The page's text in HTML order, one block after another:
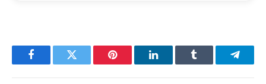
FacebookTwitter Pinterest LinkedInTumblr